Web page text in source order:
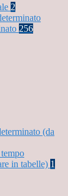
2
256
(da
in tabelle) 1